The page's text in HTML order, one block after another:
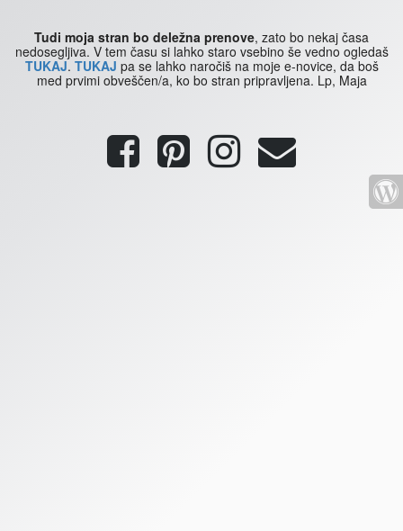
Tudi moja stran bo deležna prenove, zato bo nekaj časa
nedosegljiva. V tem času si lahko staro vsebino še vedno ogledaš
TUKAJ. TUKAJ pa se lahko naročiš na moje e-novice, da boš
med prvimi obveščen/a, ko bo stran pripravljena. Lp, Maja